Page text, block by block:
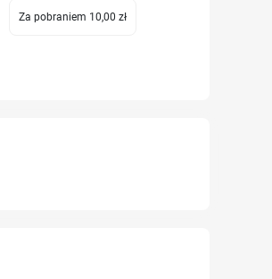
Za pobraniem 10,00 zł